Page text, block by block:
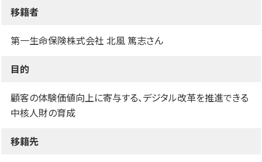
移籍者
第一生命保険株式会社 北風 篤志さん
目的
顧客の体験価値向上に寄与する、デジタル改革を推進できる
中核人財の育成
移籍先